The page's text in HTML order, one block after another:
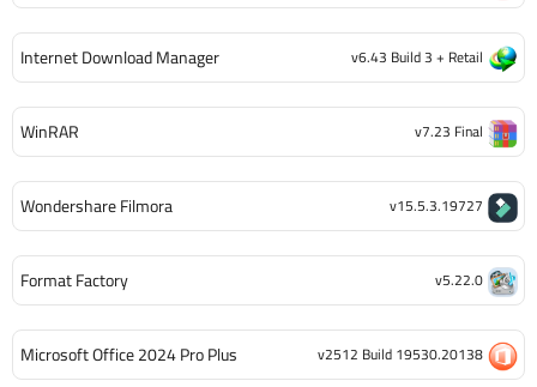
Internet Download Manager v6.43 Build 3 + Retail
WinRAR v7.23 Final
Wondershare Filmora v15.5.3.19727
Format Factory v5.22.0
Microsoft Office 2024 Pro Plus v2512 Build 19530.20138